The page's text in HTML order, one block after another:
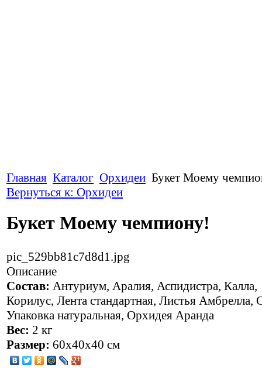
Главная Каталог Орхидеи Букет Моему
Вернуться к: Орхидеи
Букет Моему чемпиону!
pic_529bb81c7d8d1.jpg
Описание
Состав: Антуриум, Аралия, Аспидистра, Калла,
Корилус, Лента стандартная, Листья Амбрелла,
Упаковка натуральная, Орхидея Аранда
Вес: 2 кг
Размер: 60x40x40 см